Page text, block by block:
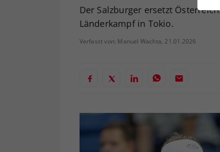
Der Salzburger ersetzt
Länderkampf in Tokio.
Verfasst von: Manuel Wachta, 21.01.2026